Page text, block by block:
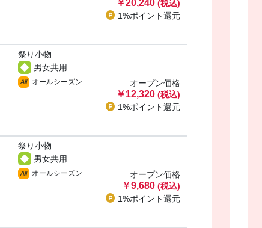
￥20,240 (税込)
1%ポイント還元
祭り小物
男女共用
All オールシーズン オープン価格
￥12,320 (税込)
1%ポイント還元
祭り小物
男女共用
All オールシーズン オープン価格
￥9,680 (税込)
1%ポイント還元